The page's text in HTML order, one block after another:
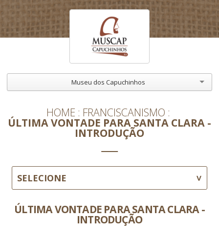
Museu dos Capuchinhos
HOME FRANCISCANISMO
ÚLTIMA VONTADE PARA SANTA CLARA -
INTRODUÇÃO
SELECIONE
ÚLTIMA VONTADE PARA SANTA CLARA -
INTRODUÇÃO